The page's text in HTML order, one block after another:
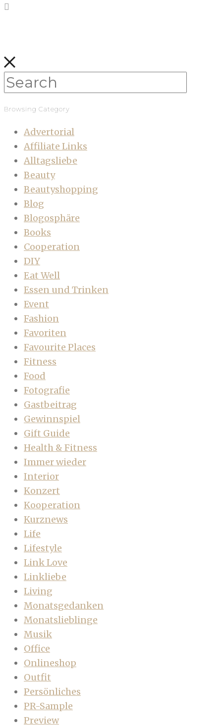
Browsing Category
Advertorial
Affiliate Links
Alltagsliebe
Beauty
Beautyshopping
Blog
Blogosphäre
Books
Cooperation
DIY
Eat Well
Essen und Trinken
Event
Fashion
Favoriten
Favourite Places
Fitness
Food
Fotografie
Gastbeitrag
Gewinnspiel
Gift Guide
Health & Fitness
Immer wieder
Interior
Konzert
Kooperation
Kurznews
Life
Lifestyle
Link Love
Linkliebe
Living
Monatsgedanken
Monatslieblinge
Musik
Office
Onlineshop
Outfit
Persönliches
PR-Sample
Preview